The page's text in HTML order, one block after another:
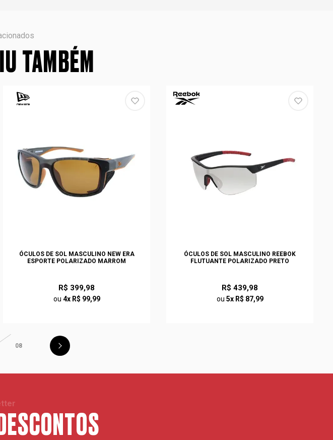
TAMBÉM
ÓCULOS DE SOL MASCULINO NEW ERA
ESPORTE POLARIZADO MARROM
R$ 399,98
ou 4x R$ 99,99
ÓCULOS DE SOL MASCULINO REEBOK
FLUTUANTE POLARIZADO PRETO
R$ 439,98
ou 5x R$ 87,99
08